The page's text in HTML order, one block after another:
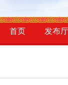
首页 发布厅